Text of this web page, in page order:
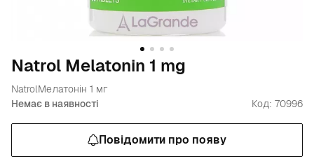
Natrol Melatonin 1 mg
NatrolМелатонін 1 мг
Немає в наявності
Код: 70996
Повідомити про появу